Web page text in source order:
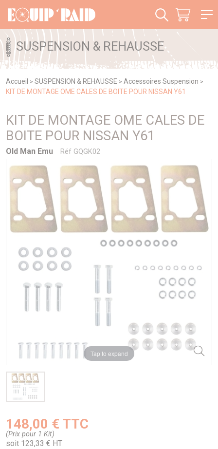
SUSPENSION & REHAUSSE
Accueil > SUSPENSION & REHAUSSE > Accessoires Suspension >
KIT DE MONTAGE OME CALES DE BOITE POUR NISSAN Y61
KIT DE MONTAGE OME CALES DE
BOITE POUR NISSAN Y61
Old Man Emu Réf GQGK02
Tap to expand
148,00 € TTC
(Prix pour 1 Kit)
soit 123,33 € HT
Panneau de gestion des cookies